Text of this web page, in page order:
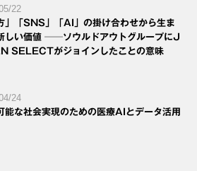
22
」「SNS」「AI」の掛け合わせから生ま
しい価値 ──ソウルドアウトグループにJ
SELECTがジョインしたことの意味
24
能な社会実現のための医療AIとデータ活用